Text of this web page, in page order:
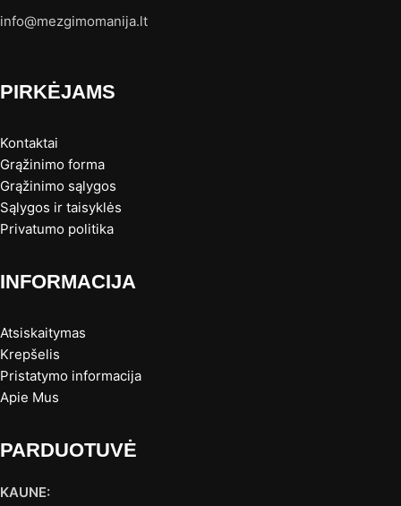
info@mezgimomanija.lt
PIRKĖJAMS
Kontaktai
Grąžinimo forma
Grąžinimo sąlygos
Sąlygos ir taisyklės
Privatumo politika
INFORMACIJA
Atsiskaitymas
Krepšelis
Pristatymo informacija
Apie Mus
PARDUOTUVĖ
KAUNE: